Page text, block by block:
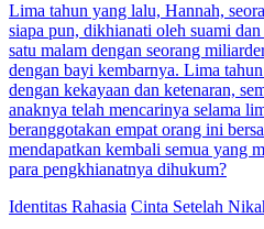
Lima tahun yang lalu, Hannah,
siapa pun, dikhianati oleh suami
satu malam dengan seorang
dengan bayi kembarnya. Lima
dengan kekayaan dan ketenaran,
anaknya telah mencarinya selama
beranggotakan empat orang ini
mendapatkan kembali semua yang
para pengkhianatnya dihukum?
Identitas Rahasia Cinta Setelah